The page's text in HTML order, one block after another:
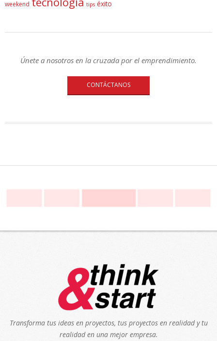
weekend
tips éxito
Únete a nosotros en la cruzada por el emprendimiento.
CONTÁCTANOS
Transforma tus ideas en proyectos, tus proyectos en realidad y tu
realidad en una mejor empresa.